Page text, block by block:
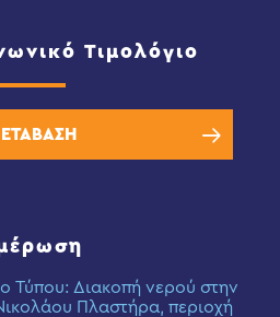
Τιμολόγιο
Τύπου: Διακοπή νερού στην
Πλαστήρα, περιοχή